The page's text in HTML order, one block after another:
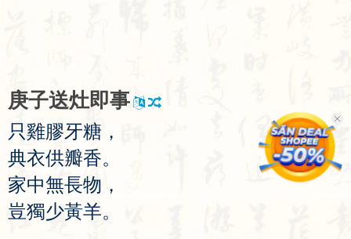
庚子送灶即事
只雞膠牙糖 ，
典衣供瓣香。
家中無長物 ，
豈獨少黃羊。